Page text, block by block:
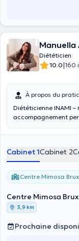
Manuella
Diététicien
10.0|160
À propos du
Diététicienne INAMI
accompagnement
Cabinet 1Cabinet 2
Centre Mimosa
Centre Mimosa
3,9 km
Prochaine